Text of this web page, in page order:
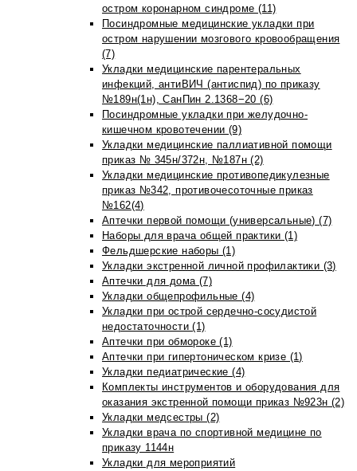
остром коронарном синдроме (11)
Посиндромные медицинские укладки при
остром нарушении мозгового кровообращения
(7)
Укладки медицинские парентеральных
инфекций, антиВИЧ (антиспид) по приказу
№189н(1н), СанПин 2.1368−20 (6)
Посиндромные укладки при желудочно-
кишечном кровотечении (9)
Укладки медицинские паллиативной помощи
приказ № 345н/372н, №187н (2)
Укладки медицинские противопедикулезные
приказ №342, противочесоточные приказ
№162(4)
Аптечки первой помощи (универсальные) (7)
Наборы для врача общей практики (1)
Фельдшерские наборы (1)
Укладки экстренной личной профилактики (3)
Аптечки для дома (7)
Укладки общепрофильные (4)
Укладки при острой сердечно-сосудистой
недостаточности (1)
Аптечки при обмороке (1)
Аптечки при гипертоническом кризе (1)
Укладки педиатрические (4)
Комплекты инструментов и оборудования для
оказания экстренной помощи приказ №923н (2)
Укладки медсестры (2)
Укладки врача по спортивной медицине по
приказу 1144н
Укладки для мероприятий